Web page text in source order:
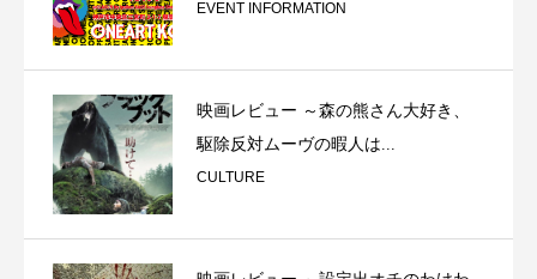
EVENT INFORMATION
映画レビュー ～森の熊さん大好き、
駆除反対ムーヴの暇人は...
CULTURE